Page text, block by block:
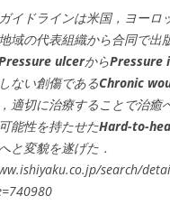
イドラインは米国，ヨーロ
域の代表組織から合同で出
ulcerからPressure
ない創傷であるChronic
適切に治療することで治癒
能性を持たせたHard-to-
と変貌を遂げた．
search/